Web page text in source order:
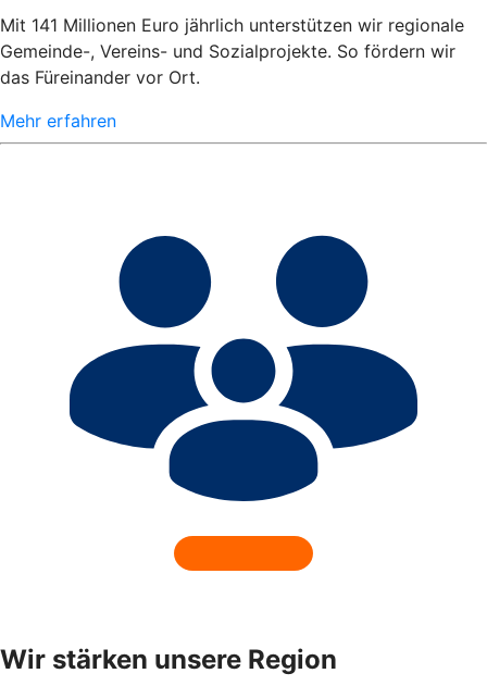
Mit 141 Millionen Euro jährlich unterstützen wir regionale
Gemeinde-, Vereins- und Sozialprojekte. So fördern wir
das Füreinander vor Ort.
Mehr erfahren
Wir stärken unsere Region